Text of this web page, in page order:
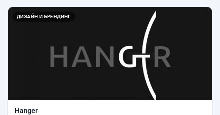
ДИЗАЙН И БРЕНДИНГ
Hanger